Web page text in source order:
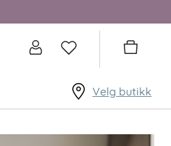
Velg butikk